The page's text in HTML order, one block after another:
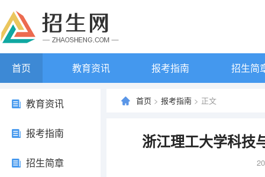
首页 教育资讯 报考指南 招生简
教育资讯
报考指南
招生简章
首页 > 报考指南 > 正文
浙江理工大学科技